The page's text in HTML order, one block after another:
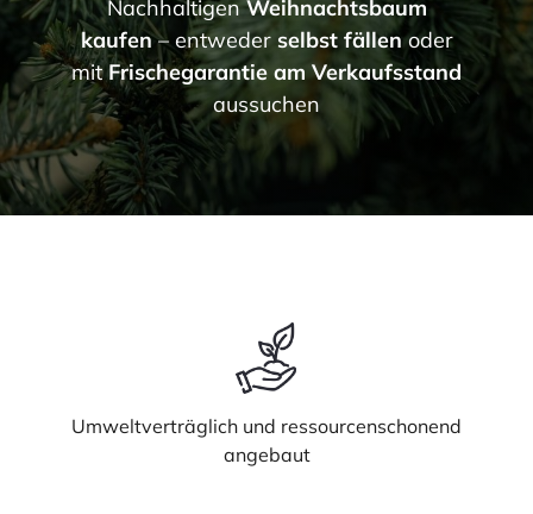
NachhaltigenWeihnachtsbaum
kaufen– entwederselbst fällenoder
mitFrischegarantie am Verkaufsstand
aussuchen
Umweltverträglich und ressourcenschonend
angebaut